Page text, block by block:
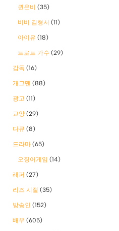
권은비 (35)
비비 김형서 (11)
아이유 (18)
트로트 가수 (29)
감독 (16)
개그맨 (88)
광고 (11)
교양 (29)
다큐 (8)
드라마 (65)
오징어게임 (14)
래퍼 (27)
리즈 시절 (35)
방송인 (152)
배우 (605)